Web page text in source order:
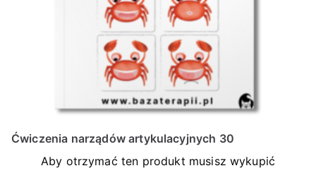
Ćwiczenia narządów artykulacyjnych 30
Aby otrzymać ten produkt musisz wykupić